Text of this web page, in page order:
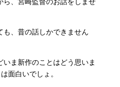
、昔の話しかできません
いま新作のことはどう思いま
面白いでしょ。